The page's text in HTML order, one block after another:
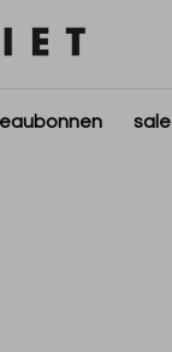
sale